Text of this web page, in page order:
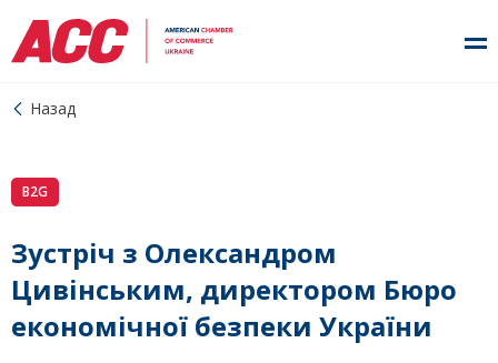
Назад
B2G
Зустріч з Олександром
Цивінським, директором Бюро
економічної безпеки України